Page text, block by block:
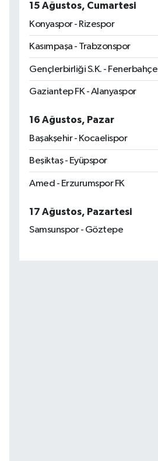
15 Ağustos, Cumartesi
Konyaspor - Rizespor
Kasımpaşa - Trabzonspor
Gençlerbirliği S.K. - Fenerbahçe
Gaziantep FK - Alanyaspor
16 Ağustos, Pazar
Başakşehir - Kocaelispor
Beşiktaş - Eyüpspor
Amed - Erzurumspor FK
17 Ağustos, Pazartesi
Samsunspor - Göztepe